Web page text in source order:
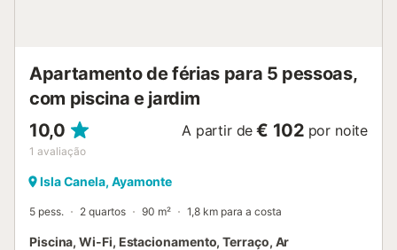
Apartamento de férias para 5 pessoas,
com piscina e jardim
10,0
1 avaliação
A partir de € 102 por noite
Isla Canela, Ayamonte
5 pess. 2 quartos 90 m² 1,8 km para a costa
Piscina, Wi-Fi, Estacionamento, Terraço, Ar